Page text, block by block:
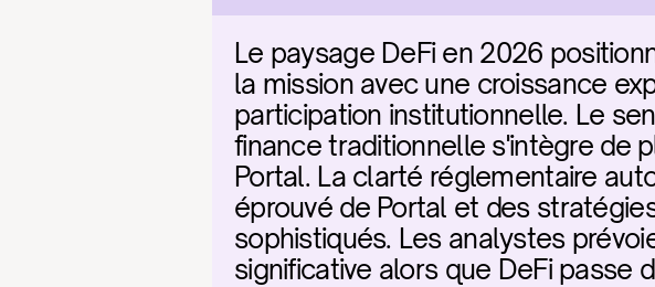
Le paysage DeFi en 2026
la mission avec une croissance
participation institutionnelle. Le
finance traditionnelle s'intègre de
Portal. La clarté réglementaire
éprouvé de Portal et des
sophistiqués. Les analystes
significative alors que DeFi passe